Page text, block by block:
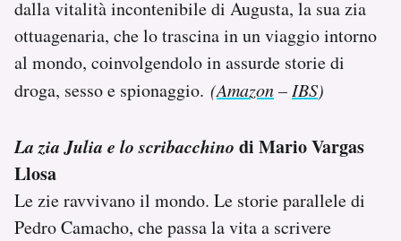
dalla vitalità incontenibile di Augusta, la sua zia
ottuagenaria, che lo trascina in un viaggio intorno
al mondo, coinvolgendolo in assurde storie di
droga, sesso e spionaggio. (Amazon– IBS)
La zia Julia e lo scribacchino di Mario Vargas
Llosa
Le zie ravvivano il mondo. Le storie parallele di
Pedro Camacho, che passa la vita a scrivere